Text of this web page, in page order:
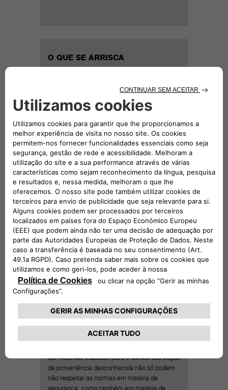
O QUE SE ARRISCA
As peças de proveniência desconhecida
podem estar na origem de acidentes na
estrada, uma vez que nem sempre são
seguras porque são produzidas com materiais
muitas vezes fora da validade. Por exemplo,
uma pinça de travão de proveniência
desconhecida pode causar uma maior
distância de travagem em comparação com
um produto fabricado de acordo com as
normas de segurança.
A integridade do veículo
A fraca qualidade de uma peça pode danificar
outros componentes do veículo. Por exemplo,
um filtro do óleo de proveniência desconhecida
pode gerar problemas no sistema de
lubrificação do motor e até provocar a rotura
do próprio motor.
Não passagem na revisão
as características estabelecidas pelo
fabricante, é possível que o automóvel não
passe na revisão.
Os materiais utilizados para o fabrico das peças
de proveniência desconhecida não só podem
não respeitar as normas em matéria de